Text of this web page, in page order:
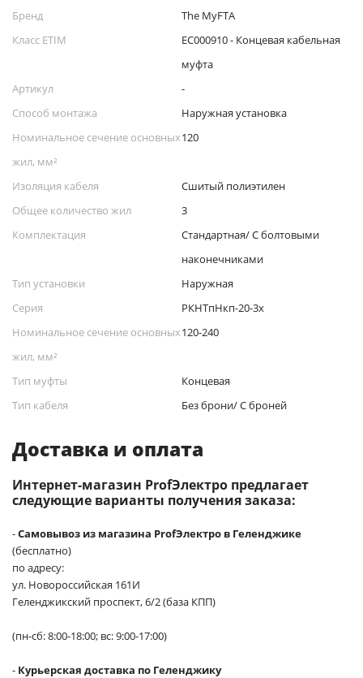
Бренд
The MyFTA
Класс ETIM
EC000910 - Концевая кабельная
муфта
Артикул
-
Способ монтажа
Наружная установка
Номинальное сечение основных
жил, мм²
120
Изоляция кабеля
Сшитый полиэтилен
Общее количество жил
3
Комплектация
Стандартная/ С болтовыми
наконечниками
Тип установки
Наружная
Серия
РКНТпНкп-20-3х
Номинальное сечение основных
жил, мм²
120-240
Тип муфты
Концевая
Тип кабеля
Без брони/ С броней
Доставка и оплата
Интернет-магазин ProfЭлектро предлагает
следующие варианты получения заказа:
-Самовывоз из магазина ProfЭлектро в Геленджике
(бесплатно)
по адресу:
ул. Новороссийская 161И
Геленджикский проспект, 6/2 (база КПП)
(пн-сб: 8:00-18:00; вс: 9:00-17:00)
- Курьерская доставка по Геленджику